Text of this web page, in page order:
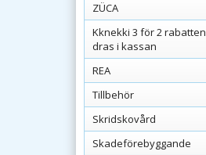
ZÜCA
Kknekki 3 för 2 rabatten
dras i kassan
REA
Tillbehör
Skridskovård
Skadeförebyggande